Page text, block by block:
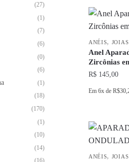
produto
tem
várias
variantes.
As
ser
na
página
do
produto
ANÉIS, JOIAS
Anel
Zircônias
R$145,00
Em 6xde
produto
tem
várias
variantes.
ANÉIS, JOIAS
(27)
(1)
(7)
(6)
(0)
(6)
(1)
(18)
(170)
(1)
(10)
(14)